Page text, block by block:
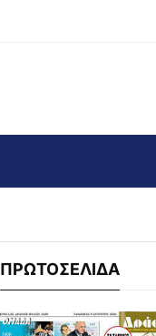
ΠΡΩΤΟΣΕΛΙΔΑ